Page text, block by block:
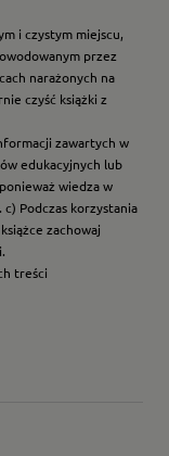
i czystym miejscu,
przez
narażonych na
czyść książki z
zawartych w
edukacyjnych lub
wiedza w
Podczas korzystania
zachowaj
treści